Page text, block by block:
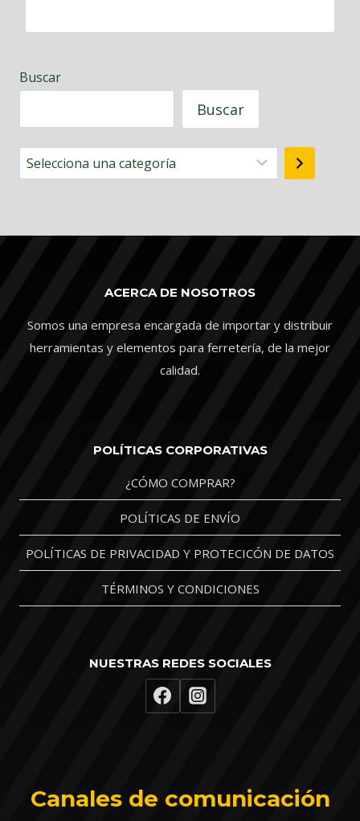
Buscar
Buscar
Selecciona
una
ACERCA DE NOSOTROS
Somos una empresa encargada de importar y distribuir
herramientas y elementos para ferretería, de la mejor
calidad.
POLÍTICAS CORPORATIVAS
¿CÓMO COMPRAR?
POLÍTICAS DE ENVÍO
POLÍTICAS DE PRIVACIDAD Y PROTECICÓN DE DATOS
TÉRMINOS Y CONDICIONES
NUESTRAS REDES SOCIALES
Canales de comunicación